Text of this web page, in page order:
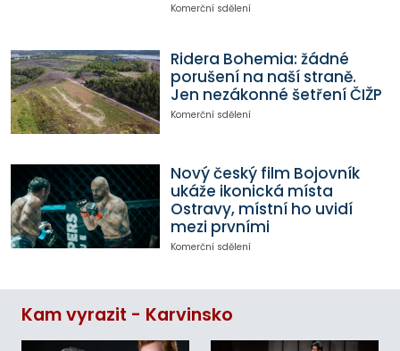
Komerční sdělení
Ridera Bohemia: žádné
porušení na naší straně.
Jen nezákonné šetření ČIŽP
Komerční sdělení
Nový český film Bojovník
ukáže ikonická místa
Ostravy, místní ho uvidí
mezi prvními
Komerční sdělení
Kam vyrazit - Karvinsko